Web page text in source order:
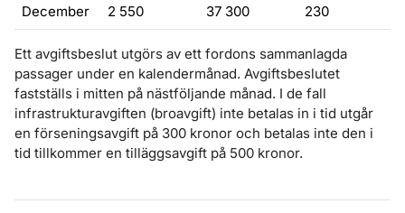
December 2 550 37 300 230
Ett avgiftsbeslut utgörs av ett fordons sammanlagda
passager under en kalendermånad. Avgiftsbeslutet
fastställs i mitten på nästföljande månad. I de fall
infrastrukturavgiften (broavgift) inte betalas in i tid utgår
en förseningsavgift på 300 kronor och betalas inte den i
tid tillkommer en tilläggsavgift på 500 kronor.